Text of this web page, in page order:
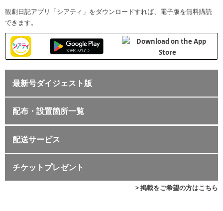
観劇日記アプリ「シアティ」をダウンロードすれば、電子版を無料購読
できます。
最新号ダイジェスト版
配布・設置箇所一覧
配送サービス
チケットプレゼント
> 掲載をご希望の方はこちら